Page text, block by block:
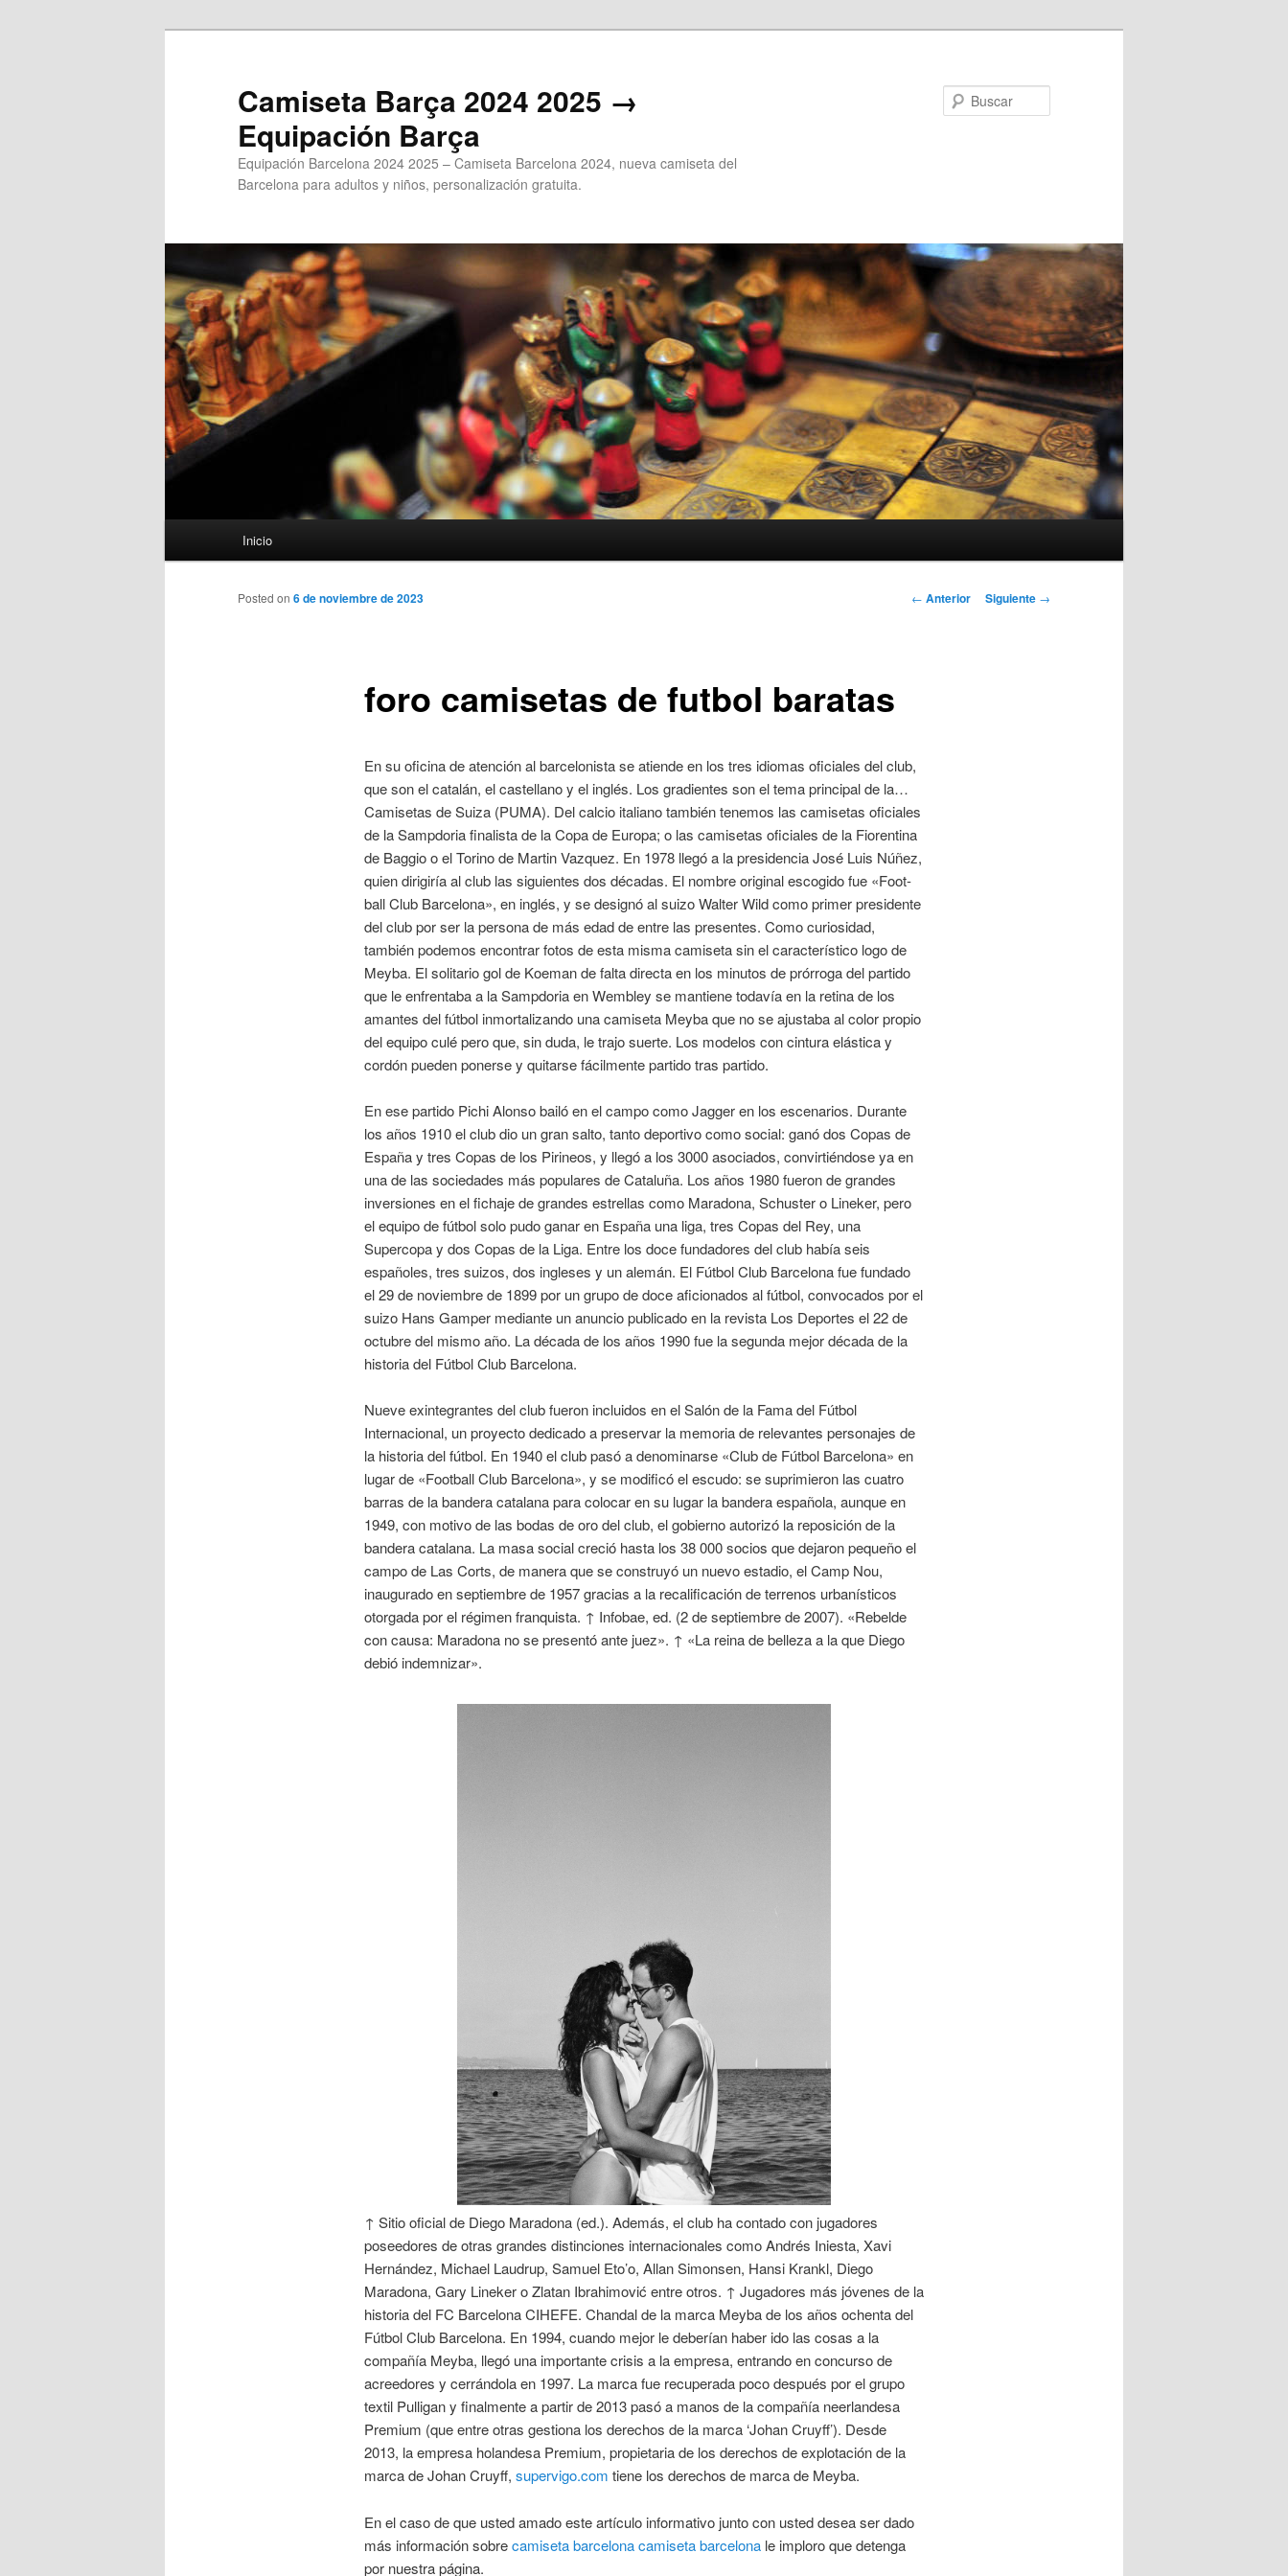
Camiseta Barça 2024 2025 →
Equipación Barça
Equipación Barcelona 2024 2025 – Camiseta Barcelona 2024, nueva camiseta del
Barcelona para adultos y niños, personalización gratuita.
Inicio
Navegación
← Anterior Siguiente →
foro camisetas de futbol baratas
Posted on 6 de noviembre de 2023
En su oficina de atención al barcelonista se atiende en los tres idiomas oficiales del club,
que son el catalán, el castellano y el inglés. Los gradientes son el tema principal de la…
Camisetas de Suiza (PUMA). Del calcio italiano también tenemos las camisetas oficiales
de la Sampdoria finalista de la Copa de Europa; o las camisetas oficiales de la Fiorentina
de Baggio o el Torino de Martin Vazquez. En 1978 llegó a la presidencia José Luis Núñez,
quien dirigiría al club las siguientes dos décadas. El nombre original escogido fue «Foot-
ball Club Barcelona», en inglés, y se designó al suizo Walter Wild como primer presidente
del club por ser la persona de más edad de entre las presentes. Como curiosidad,
también podemos encontrar fotos de esta misma camiseta sin el característico logo de
Meyba. El solitario gol de Koeman de falta directa en los minutos de prórroga del partido
que le enfrentaba a la Sampdoria en Wembley se mantiene todavía en la retina de los
amantes del fútbol inmortalizando una camiseta Meyba que no se ajustaba al color propio
del equipo culé pero que, sin duda, le trajo suerte. Los modelos con cintura elástica y
cordón pueden ponerse y quitarse fácilmente partido tras partido.
En ese partido Pichi Alonso bailó en el campo como Jagger en los escenarios. Durante
los años 1910 el club dio un gran salto, tanto deportivo como social: ganó dos Copas de
España y tres Copas de los Pirineos, y llegó a los 3000 asociados, convirtiéndose ya en
una de las sociedades más populares de Cataluña. Los años 1980 fueron de grandes
inversiones en el fichaje de grandes estrellas como Maradona, Schuster o Lineker, pero
el equipo de fútbol solo pudo ganar en España una liga, tres Copas del Rey, una
Supercopa y dos Copas de la Liga. Entre los doce fundadores del club había seis
españoles, tres suizos, dos ingleses y un alemán. El Fútbol Club Barcelona fue fundado
el 29 de noviembre de 1899 por un grupo de doce aficionados al fútbol, convocados por el
suizo Hans Gamper mediante un anuncio publicado en la revista Los Deportes el 22 de
octubre del mismo año. La década de los años 1990 fue la segunda mejor década de la
historia del Fútbol Club Barcelona.
Nueve exintegrantes del club fueron incluidos en el Salón de la Fama del Fútbol
Internacional, un proyecto dedicado a preservar la memoria de relevantes personajes de
la historia del fútbol. En 1940 el club pasó a denominarse «Club de Fútbol Barcelona» en
lugar de «Football Club Barcelona», y se modificó el escudo: se suprimieron las cuatro
barras de la bandera catalana para colocar en su lugar la bandera española, aunque en
1949, con motivo de las bodas de oro del club, el gobierno autorizó la reposición de la
bandera catalana. La masa social creció hasta los 38 000 socios que dejaron pequeño el
campo de Las Corts, de manera que se construyó un nuevo estadio, el Camp Nou,
inaugurado en septiembre de 1957 gracias a la recalificación de terrenos urbanísticos
otorgada por el régimen franquista. ↑ Infobae, ed. (2 de septiembre de 2007). «Rebelde
con causa: Maradona no se presentó ante juez». ↑ «La reina de belleza a la que Diego
debió indemnizar».
↑ Sitio oficial de Diego Maradona (ed.). Además, el club ha contado con jugadores
poseedores de otras grandes distinciones internacionales como Andrés Iniesta, Xavi
Hernández, Michael Laudrup, Samuel Eto’o, Allan Simonsen, Hansi Krankl, Diego
Maradona, Gary Lineker o Zlatan Ibrahimović entre otros. ↑ Jugadores más jóvenes de la
historia del FC Barcelona CIHEFE. Chandal de la marca Meyba de los años ochenta del
Fútbol Club Barcelona. En 1994, cuando mejor le deberían haber ido las cosas a la
compañía Meyba, llegó una importante crisis a la empresa, entrando en concurso de
acreedores y cerrándola en 1997. La marca fue recuperada poco después por el grupo
textil Pulligan y finalmente a partir de 2013 pasó a manos de la compañía neerlandesa
Premium (que entre otras gestiona los derechos de la marca ‘Johan Cruyff’). Desde
2013, la empresa holandesa Premium, propietaria de los derechos de explotación de la
marca de Johan Cruyff, supervigo.com tiene los derechos de marca de Meyba.
En el caso de que usted amado este artículo informativo junto con usted desea ser dado
más información sobrecamiseta barcelonacamiseta barcelonale imploro que detenga
por nuestra página.